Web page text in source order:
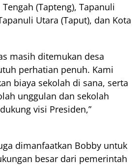
(Tapteng), Tapanuli
Utara (Taput), dan Kota
masih ditemukan desa
perhatian penuh. Kami
biaya sekolah di sana, serta
unggulan dan sekolah
visi Presiden,”
dimanfaatkan Bobby untuk
besar dari pemerintah